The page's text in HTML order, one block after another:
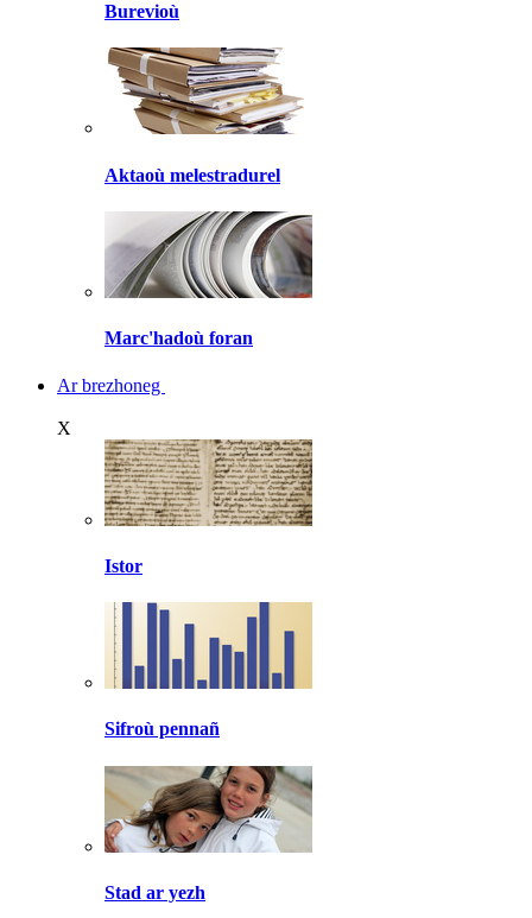
Burevioù
Aktaoù melestradurel
Marc'hadoù foran
Ar brezhoneg
X
Istor
Sifroù pennañ
Stad ar yezh